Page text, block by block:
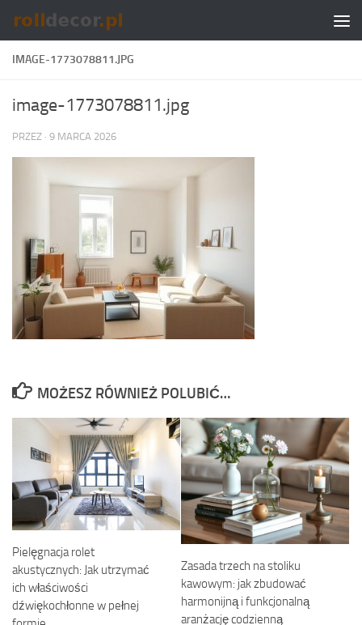
Skip to content
IMAGE-1773078811.JPG
image-1773078811.jpg
PRZEZ · 9 MARCA 2026
MOŻESZ RÓWNIEŻ POLUBIĆ…
Pielęgnacja rolet
akustycznych: Jak utrzymać
ich właściwości
dźwiękochłonne w pełnej
Zasada trzech na stoliku
kawowym: jak zbudować
harmonijną i funkcjonalną
aranżację codzienną